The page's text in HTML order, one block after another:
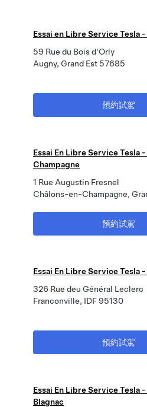
Essai en Libre Service Tesla
59 Rue du Bois d'Orly
Augny, Grand Est 57685
預約試駕
Essai En Libre Service Tesla
Champagne
1 Rue Augustin Fresnel
Châlons-en-Champagne,
預約試駕
Essai En Libre Service Tesla
326 Rue deu Général Leclerc
Franconville, IDF 95130
預約試駕
Essai En Libre Service Tesla
Blagnac